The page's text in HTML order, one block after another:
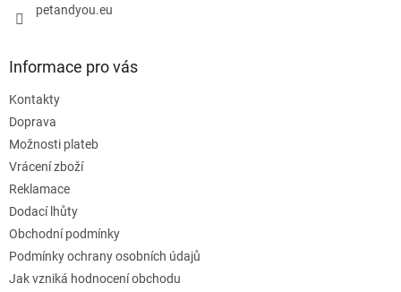
petandyou.eu
Informace pro vás
Kontakty
Doprava
Možnosti plateb
Vrácení zboží
Reklamace
Dodací lhůty
Obchodní podmínky
Podmínky ochrany osobních údajů
Jak vzniká hodnocení obchodu